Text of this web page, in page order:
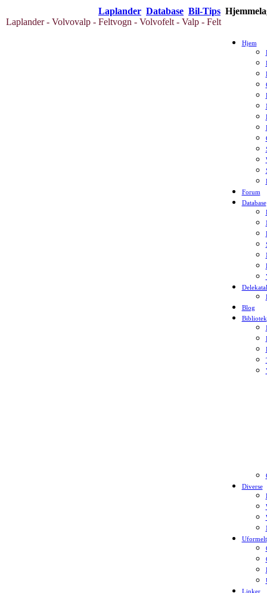
Laplander Database Bil-Tips
Laplander - Volvovalp - Feltvogn - Volvofelt - Valp - Felt
Hjem
Forum
Database
Blog
Bibliotek
Diverse
Uformelt
Linker